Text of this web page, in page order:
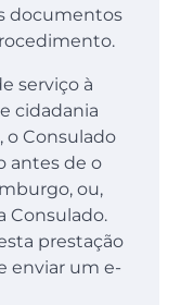
documentos
serviço à
cidadania
o Consulado
antes de o
ou,
Consulado.
prestação
enviar um e-